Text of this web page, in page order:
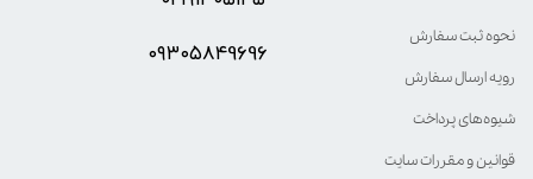
نحوه ثبت سفارش
رویه ارسال سفارش
شیوه‌های پرداخت
قوانین و مقررات سایت
۰۹۳۰۵8۴9696